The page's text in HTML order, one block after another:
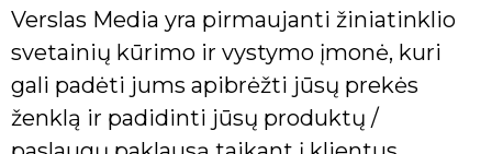
Verslas Media yra pirmaujanti žiniatinklio
svetainių kūrimo ir vystymo įmonė, kuri
gali padėti jums apibrėžti jūsų prekės
ženklą ir padidinti jūsų produktų /